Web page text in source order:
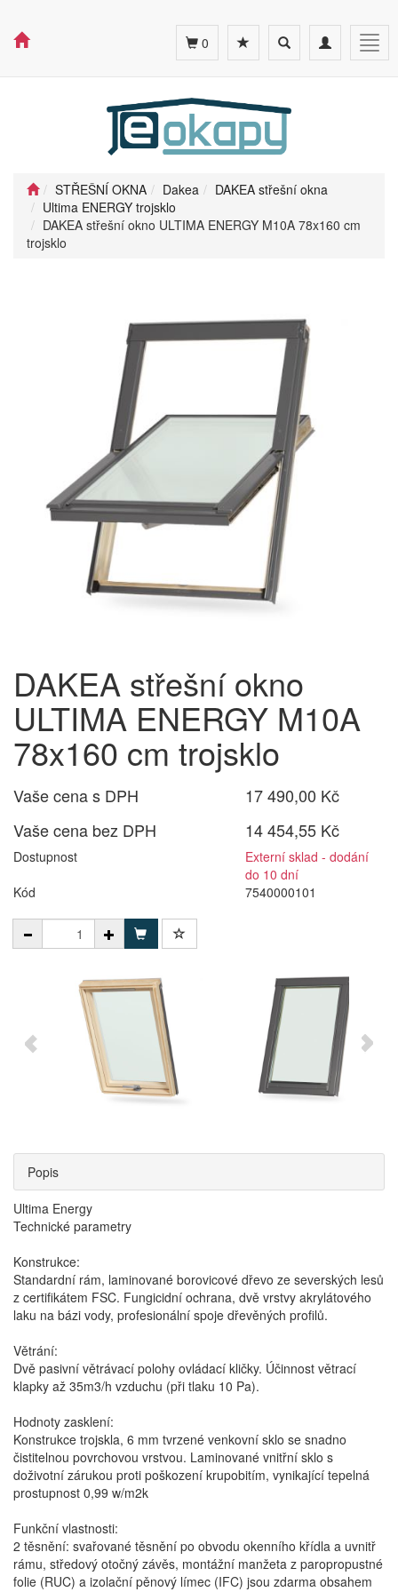
Toggle
navigation
Toggle
search
0
STŘEŠNÍ OKNA Dakea
DAKEA střešní okna
Ultima ENERGY trojsklo
DAKEA střešní okno ULTIMA ENERGY M10A 78x160 cm
trojsklo
DAKEA střešní okno
ULTIMA ENERGY M10A
78x160 cm trojsklo
Vaše cena s DPH
17 490,00 Kč
Vaše cena bez DPH
14 454,55 Kč
Dostupnost
Externí sklad - dodání
do 10 dní
Kód
7540000101
Popis
Ultima Energy
Technické parametry
Konstrukce:
Standardní rám, laminované borovicové dřevo ze severských lesů
z certifikátem FSC. Fungicidní ochrana, dvě vrstvy akrylátového
laku na bázi vody, profesionální spoje dřevěných profilů.
Větrání:
Dvě pasivní větrávací polohy ovládací kličky. Účinnost větrací
klapky až 35m3/h vzduchu (při tlaku 10 Pa).
Hodnoty zasklení:
Konstrukce trojskla, 6 mm tvrzené venkovní sklo se snadno
čistitelnou povrchovou vrstvou. Laminované vnitřní sklo s
doživotní zárukou proti poškození krupobitím, vynikající tepelná
prostupnost 0,99 w/m2k
Funkční vlastnosti:
2 těsnění: svařované těsnění po obvodu okenního křídla a uvnitř
rámu, středový otočný závěs, montážní manžeta z paropropustné
folie (RUC) a izolační pěnový límec (IFC) jsou zdarma obsahem